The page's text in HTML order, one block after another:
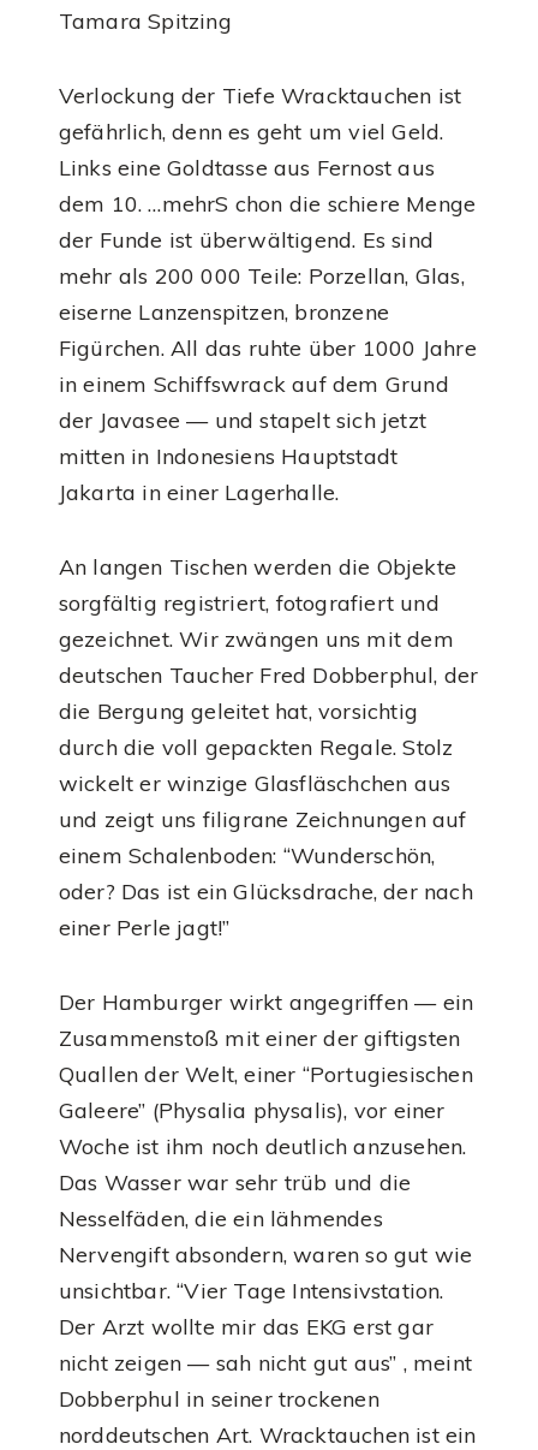
Tamara Spitzing
Verlockung der Tiefe Wracktauchen ist
gefährlich, denn es geht um viel Geld.
Links eine Goldtasse aus Fernost aus
dem 10. …mehrS chon die schiere Menge
der Funde ist überwältigend. Es sind
mehr als 200 000 Teile: Porzellan, Glas,
eiserne Lanzenspitzen, bronzene
Figürchen. All das ruhte über 1000 Jahre
in einem Schiffswrack auf dem Grund
der Javasee — und stapelt sich jetzt
mitten in Indonesiens Hauptstadt
Jakarta in einer Lagerhalle.
An langen Tischen werden die Objekte
sorgfältig registriert, fotografiert und
gezeichnet. Wir zwängen uns mit dem
deutschen Taucher Fred Dobberphul, der
die Bergung geleitet hat, vorsichtig
durch die voll gepackten Regale. Stolz
wickelt er winzige Glasfläschchen aus
und zeigt uns filigrane Zeichnungen auf
einem Schalenboden: “Wunderschön,
oder? Das ist ein Glücksdrache, der nach
einer Perle jagt!”
Der Hamburger wirkt angegriffen — ein
Zusammenstoß mit einer der giftigsten
Quallen der Welt, einer “Portugiesischen
Galeere” (Physalia physalis), vor einer
Woche ist ihm noch deutlich anzusehen.
Das Wasser war sehr trüb und die
Nesselfäden, die ein lähmendes
Nervengift absondern, waren so gut wie
unsichtbar. “Vier Tage Intensivstation.
Der Arzt wollte mir das EKG erst gar
nicht zeigen — sah nicht gut aus” , meint
Dobberphul in seiner trockenen
norddeutschen Art. Wracktauchen ist ein